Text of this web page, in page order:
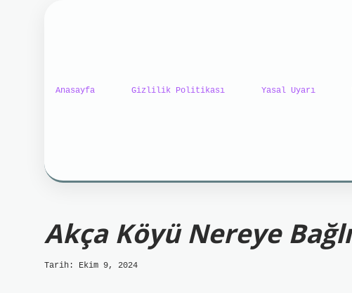
Anasayfa Gizlilik Politikası Yasal Uyarı
Akça Köyü Nereye Bağlı
Tarih: Ekim 9, 2024